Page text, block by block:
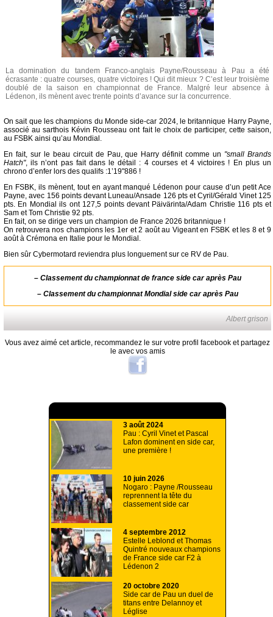
La domination du tandem Franco-anglais Payne/Rousseau à Pau a été
écrasante : quatre courses, quatre victoires ! Qui dit mieux ? C’est leur troisième
doublé de la saison en championnat de France. Malgré leur absence à
Lédenon, ils mènent avec trente points d’avance sur la concurrence.
On sait que les champions du Monde side-car 2024, le britannique Harry Payne,
associé au sarthois Kévin Rousseau ont fait le choix de participer, cette saison,
au FSBK ainsi qu’au Mondial.
En fait, sur le beau circuit de Pau, que Harry définit comme un "small Brands
Hatch", ils n’ont pas fait dans le détail : 4 courses et 4 victoires ! En plus un
chrono d’enfer lors des qualifs :1’19"886 !
En FSBK, ils mènent, tout en ayant manqué Lédenon pour cause d’un petit Ace
Payne, avec 156 points devant Luneau/Ansade 126 pts et Cyril/Gérald Vinet 125
pts. En Mondial ils ont 127,5 points devant Päivärinta/Adam Christie 116 pts et
Sam et Tom Christie 92 pts.
En fait, on se dirige vers un champion de France 2026 britannique !
On retrouvera nos champions les 1er et 2 août au Vigeant en FSBK et les 8 et 9
août à Crémona en Italie pour le Mondial.
Bien sûr Cybermotard reviendra plus longuement sur ce RV de Pau.
– Classement du championnat de france side car après Pau
– Classement du championnat Mondial side car après Pau
Albert grison
Vous avez aimé cet article, recommandez le sur votre profil facebook et partagez
le avec vos amis
3 août 2024
Pau : Cyril Vinet et Pascal
Lafon dominent en side car,
une première !
10 juin 2026
Nogaro : Payne /Rousseau
reprennent la tête du
classement side car
4 septembre 2012
Estelle Leblond et Thomas
Quintré nouveaux champions
de France side car F2 à
Lédenon 2
20 octobre 2020
Side car de Pau un duel de
titans entre Delannoy et
Léglise